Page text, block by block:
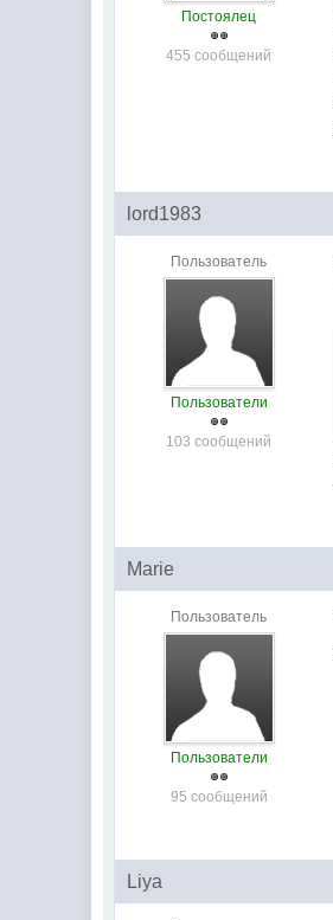
Постоялец
455 сообщений
lord1983
Пользователь
Пользователи
103 сообщений
Marie
Пользователь
Пользователи
95 сообщений
Liya